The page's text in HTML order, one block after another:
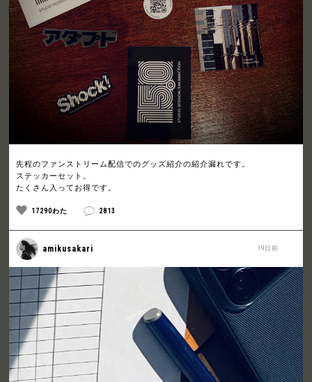
先程のファンストリーム配信でのグッズ紹介の紹介漏れです。
ステッカーセット。
たくさん入ってお得です。
17290わた 2813
19日前
amikusakari